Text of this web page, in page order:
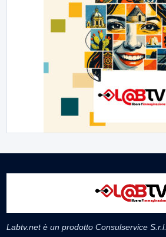
Labtv.net è un prodotto Consulservice S.r.l.